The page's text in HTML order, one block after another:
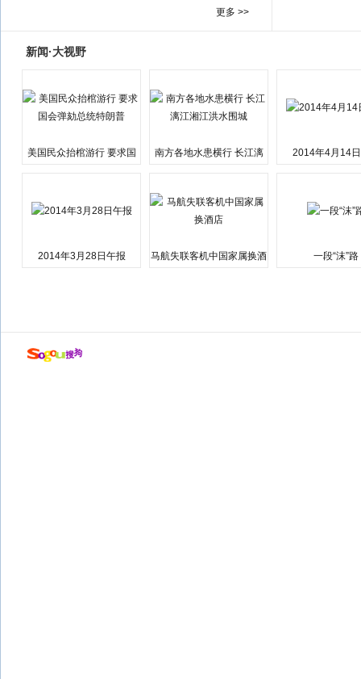
更多 >>
新闻·大视野
美国民众抬棺游行 要求国
南方各地水患横行 长江漓
2014年4月14
2014年3月28日午报
马航失联客机中国家属换酒
一段“沫”路